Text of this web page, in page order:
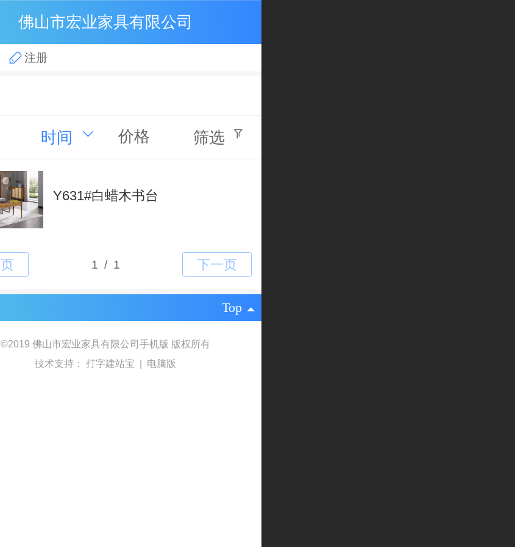
佛山市宏业家具有限公司
注册
时间 价格 筛选
Y631#白蜡木书台
Top
©2019 佛山市宏业家具有限公司手机版 版权所有
技术支持： 打字建站宝 电脑版